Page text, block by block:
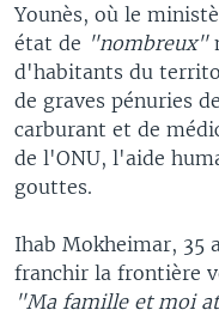
Younès, où le
état de "nombreux"
d'habitants du
de graves pénuries
carburant et de
de l'ONU, l'aide
gouttes.
Ihab Mokheimar, 35
franchir la frontière
"Ma famille et moi